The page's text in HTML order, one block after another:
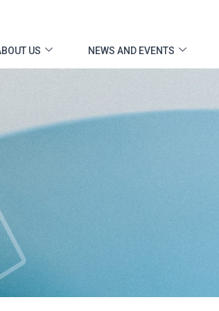
US NEWS AND EVENTS